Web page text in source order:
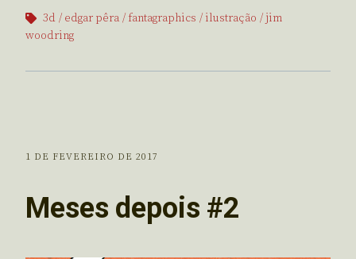
3d
edgar pêra fantagraphics ilustração
jim
woodring
1 DE FEVEREIRO DE 2017
Meses depois #2